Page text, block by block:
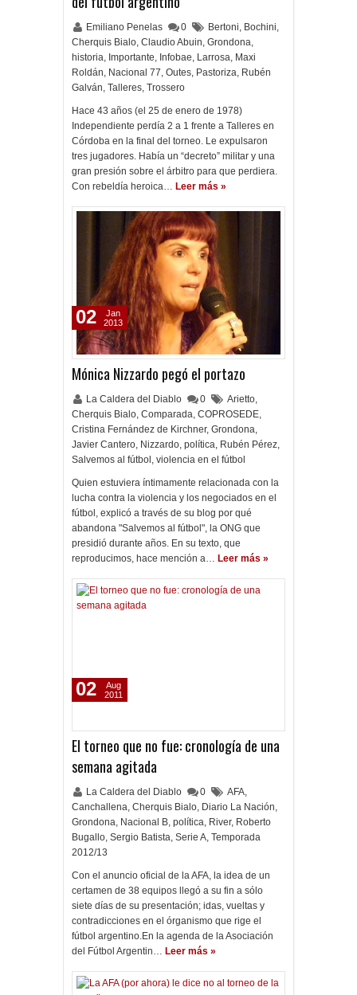
Emiliano Penelas 0 Bertoni, Bochini,
Cherquis Bialo, Claudio Abuin, Grondona,
historia, Importante, Infobae, Larrosa, Maxi
Roldán, Nacional 77, Outes, Pastoriza, Rubén
Galván, Talleres, Trossero
Hace 43 años (el 25 de enero de 1978)
Independiente perdía 2 a 1 frente a Talleres en
Córdoba en la final del torneo. Le expulsaron
tres jugadores. Había un “decreto” militar y una
gran presión sobre el árbitro para que perdiera.
Con rebeldía heroica… Leer más »
Mónica Nizzardo pegó el portazo
La Caldera del Diablo 0 Arietto,
Cherquis Bialo, Comparada, COPROSEDE,
Cristina Fernández de Kirchner, Grondona,
Javier Cantero, Nizzardo, política, Rubén Pérez,
Salvemos al fútbol , violencia en el fútbol
Quien estuviera íntimamente relacionada con la
lucha contra la violencia y los negociados en el
fútbol, explicó a través de su blog por qué
abandona "Salvemos al fútbol", la ONG que
presidió durante años. En su texto, que
reproducimos, hace mención a… Leer más »
02
Jan
2013
El torneo que no fue: cronología de una
semana agitada
La Caldera del Diablo 0 AFA,
Canchallena, Cherquis Bialo, Diario La Nación,
Grondona, Nacional B, política, River, Roberto
Bugallo, Sergio Batista, Serie A, Temporada
2012/13
Con el anuncio oficial de la AFA, la idea de un
certamen de 38 equipos llegó a su fin a sólo
siete días de su presentación; idas, vueltas y
contradicciones en el órganismo que rige el
fútbol argentino.En la agenda de la Asociación
del Fútbol Argentin… Leer más »
02
Aug
2011